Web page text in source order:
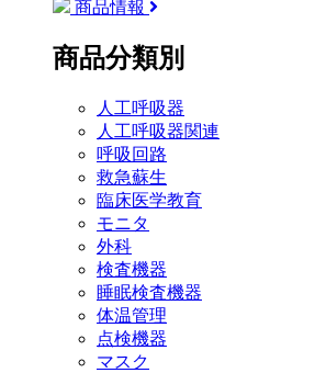
商品情報
商品分類別
人工呼吸器
人工呼吸器関連
呼吸回路
救急蘇生
臨床医学教育
モニタ
外科
検査機器
睡眠検査機器
体温管理
点検機器
マスク